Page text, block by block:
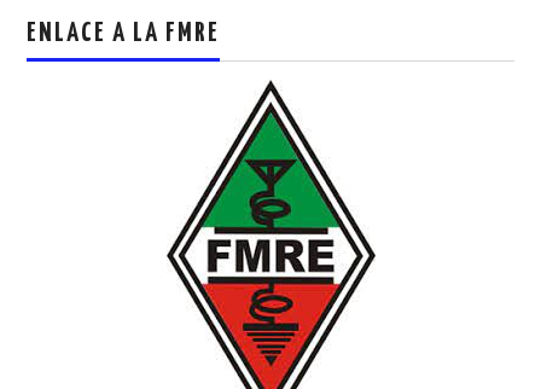
ENLACE A LA FMRE